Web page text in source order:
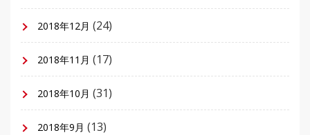
2018年12月 (24)
2018年11月 (17)
2018年10月 (31)
2018年9月 (13)